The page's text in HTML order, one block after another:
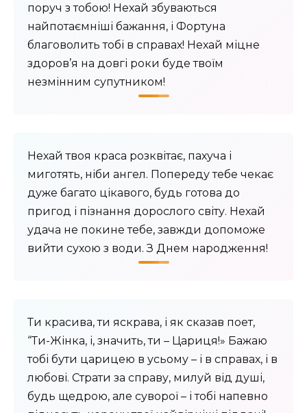
поруч з тобою! Нехай збуваються
найпотаємніші бажання, і Фортуна
благоволить тобі в справах! Нехай міцне
здоров’я на довгі роки буде твоїм
незмінним супутником!
Нехай твоя краса розквітає, пахуча і
миготять, ніби ангел. Попереду тебе чекає
дуже багато цікавого, будь готова до
пригод і пізнання дорослого світу. Нехай
удача не покине тебе, завжди допоможе
вийти сухою з води. З Днем народження!
Ти красива, ти яскрава, і як сказав поет,
“Ти-Жінка, і, значить, ти – Цариця!» Бажаю
тобі бути царицею в усьому – і в справах, і в
любові. Страти за справу, милуй від душі,
будь щедрою, але суворої – і тобі напевно